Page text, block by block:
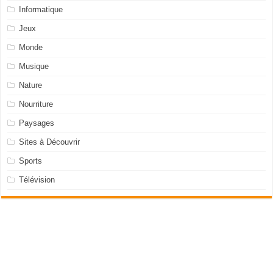
Informatique
Jeux
Monde
Musique
Nature
Nourriture
Paysages
Sites à Découvrir
Sports
Télévision